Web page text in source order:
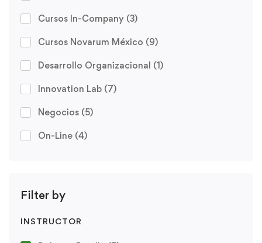
Cursos In-Company (3)
Cursos Novarum México (9)
Desarrollo Organizacional (1)
Innovation Lab (7)
Negocios (5)
On-Line (4)
Filter by
INSTRUCTOR